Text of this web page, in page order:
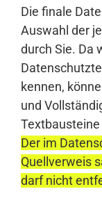
Die finale
Auswahl der
durch Sie. Da
kennen,
und
Der im
Quellverweis
darf nicht